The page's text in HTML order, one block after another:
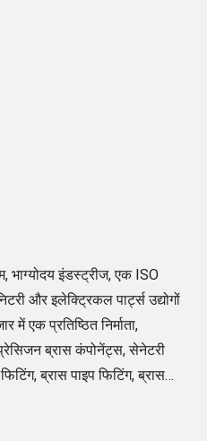
भाग्योदय इंडस्ट्रीज, एक ISO
और इलेक्ट्रिकल पार्ट्स उद्योगों
एक प्रतिष्ठित निर्माता,
ब्रास कंपोनेंट्स, सेनेटरी
ब्रास पाइप फिटिंग, ब्रास
के निर्यातक के रूप में जाने